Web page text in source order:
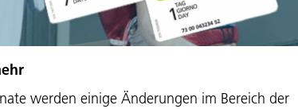
werden einige Änderungen im Bereich der